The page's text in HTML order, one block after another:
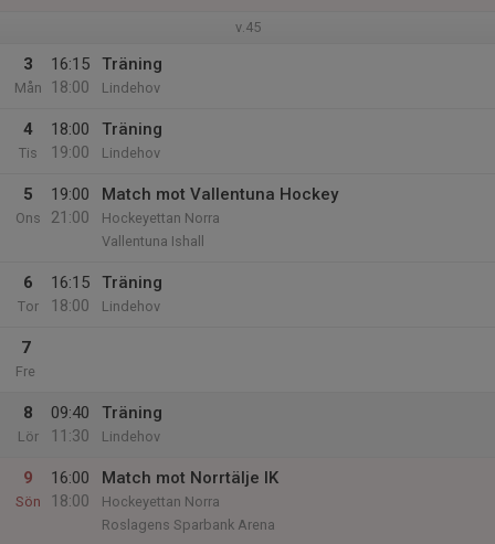
v.45
3
Mån
16:15
18:00
Träning
Lindehov
4
Tis
18:00
19:00
Träning
Lindehov
5
Ons
19:00
21:00
Match mot Vallentuna Hockey
Hockeyettan Norra
Vallentuna Ishall
6
Tor
16:15
18:00
Träning
Lindehov
7
Fre
8
Lör
09:40
11:30
Träning
Lindehov
9
Sön
16:00
18:00
Match mot Norrtälje IK
Hockeyettan Norra
Roslagens Sparbank Arena